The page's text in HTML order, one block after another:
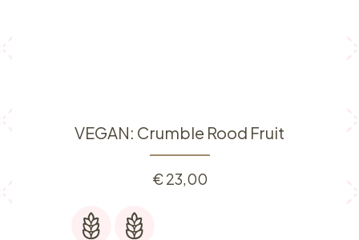
VEGAN: Crumble Rood Fruit
€23,00